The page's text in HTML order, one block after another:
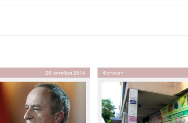
28 октября 2014 Фотосет